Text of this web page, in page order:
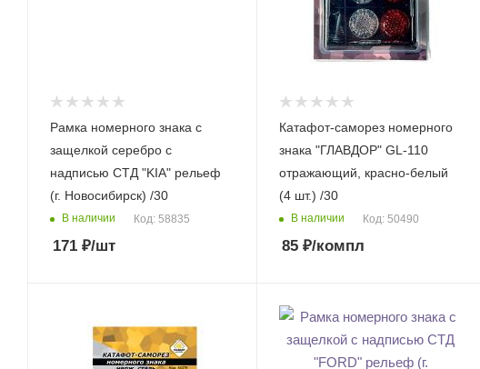
Рамка номерного знака с
защелкой серебро с
надписью СТД "KIA" рельеф
(г. Новосибирск) /30
В наличии Код: 58835
171 ₽/шт
Катафот-саморез номерного
знака "ГЛАВДОР" GL-110
отражающий, красно-белый
(4 шт.) /30
В наличии Код: 50490
85₽/компл